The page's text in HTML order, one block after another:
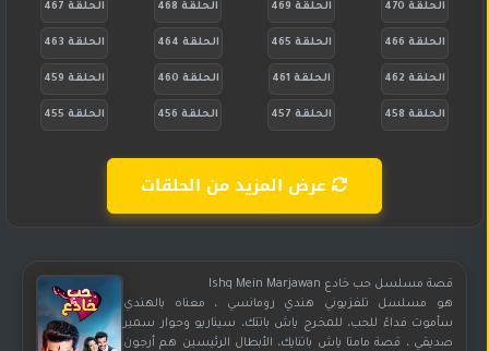
الحلقة 470 الحلقة 469 الحلقة 468 الحلقة 467
الحلقة 466 الحلقة 465 الحلقة 464 الحلقة 463
الحلقة 462 الحلقة 461 الحلقة 460 الحلقة 459
الحلقة 458 الحلقة 457 الحلقة 456 الحلقة 455
عرض المزيد من الحلقات
قصة مسلسل حب خادع Ishq Mein Marjawan
هو مسلسل تلفزيوني هندي رومانسي ، معناه بالهندي
سأموت فداءً للحب، للمخرج ياش باتتك، سيناريو وحوار سمير
صديقي ، قصة مامتا ياش باتنايك، الأبطال الرئيسين هم أرجون